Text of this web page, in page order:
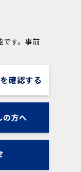
総まとめセ
等含み参加
め方を解
。
です。事前
確認する